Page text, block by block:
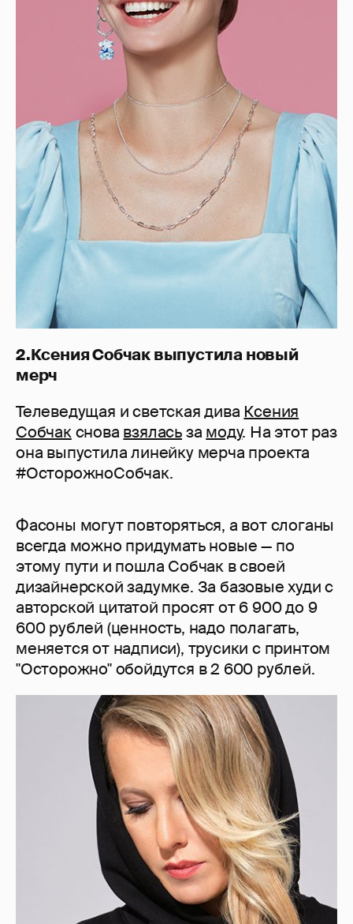
2.Ксения Собчак выпустила новый
мерч
Телеведущая и светская дива Ксения
Собчакснова взяласьза моду. На этот раз
она выпустила линейку мерча проекта
#ОсторожноСобчак.
Фасоны могут повторяться, а вот слоганы
всегда можно придумать новые — по
этому пути и пошла Собчак в своей
дизайнерской задумке. За базовые худи с
авторской цитатой просят от 6 900 до 9
600 рублей (ценность, надо полагать,
меняется от надписи), трусики с принтом
"Осторожно" обойдутся в 2 600 рублей.